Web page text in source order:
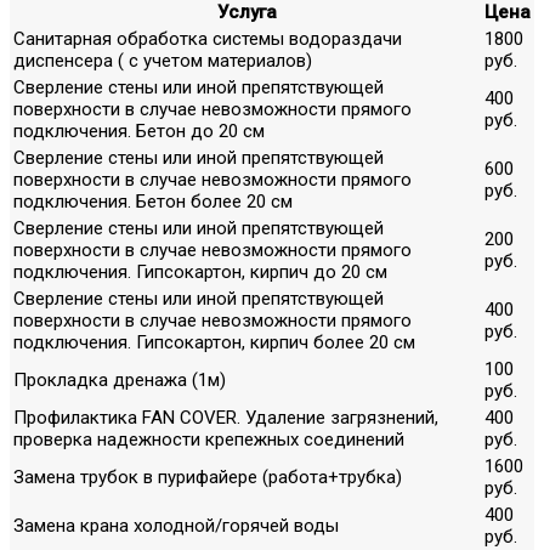
Услуга
Цена
Санитарная обработка системы водораздачи
диспенсера ( с учетом материалов)
1800
руб.
Сверление стены или иной препятствующей
поверхности в случае невозможности прямого
подключения. Бетон до 20 см
400
руб.
Сверление стены или иной препятствующей
поверхности в случае невозможности прямого
подключения. Бетон более 20 см
600
руб.
Сверление стены или иной препятствующей
поверхности в случае невозможности прямого
подключения. Гипсокартон, кирпич до 20 см
200
руб.
Сверление стены или иной препятствующей
поверхности в случае невозможности прямого
подключения. Гипсокартон, кирпич более 20 см
400
руб.
Прокладка дренажа (1м)
100
руб.
Профилактика FAN COVER. Удаление загрязнений,
проверка надежности крепежных соединений
400
руб.
Замена трубок в пурифайере (работа+трубка)
1600
руб.
Замена крана холодной/горячей воды
400
руб.